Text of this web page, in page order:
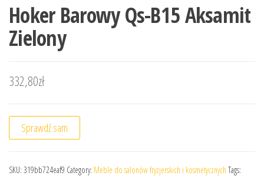
Hoker Barowy Qs-B15 Aksamit
Zielony
332,80zł
Sprawdź sam
SKU: 319bb724eaf9 Category: Meble do salonów fryzjerskich i kosmetycznych Tags: